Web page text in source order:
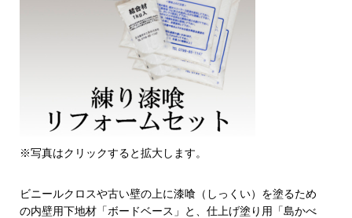
※写真はクリックすると拡大します。
ビニールクロスや古い壁の上に漆喰（しっくい）を塗るため
の内壁用下地材「ボードベース」と、仕上げ塗り用「島かべ